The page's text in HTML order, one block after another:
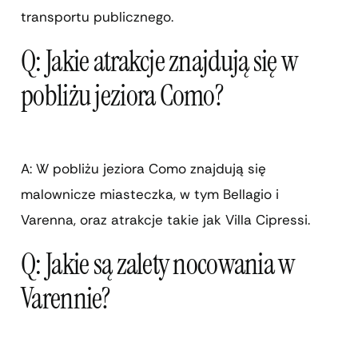
transportu publicznego.
Q: Jakie atrakcje znajdują się w
pobliżu jeziora Como?
A: W pobliżu jeziora Como znajdują się
malownicze miasteczka, w tym Bellagio i
Varenna, oraz atrakcje takie jak Villa Cipressi.
Q: Jakie są zalety nocowania w
Varennie?